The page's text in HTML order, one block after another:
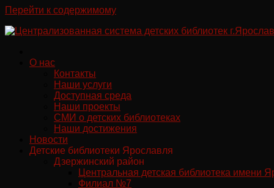
Перейти к содержимому
О нас
Контакты
Наши услуги
Доступная среда
Наши проекты
СМИ о детских библиотеках
Наши достижения
Новости
Детские библиотеки Ярославля
Дзержинский район
Центральная детская библиотека имени
Филиал №7